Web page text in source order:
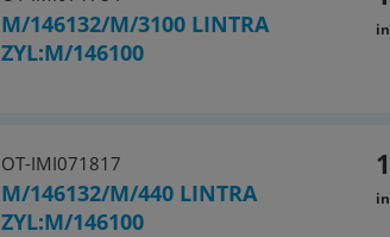
M/146132/M/3100 LINTRA
ZYL:M/146100
OT-IMI071817
M/146132/M/440 LINTRA
ZYL:M/146100